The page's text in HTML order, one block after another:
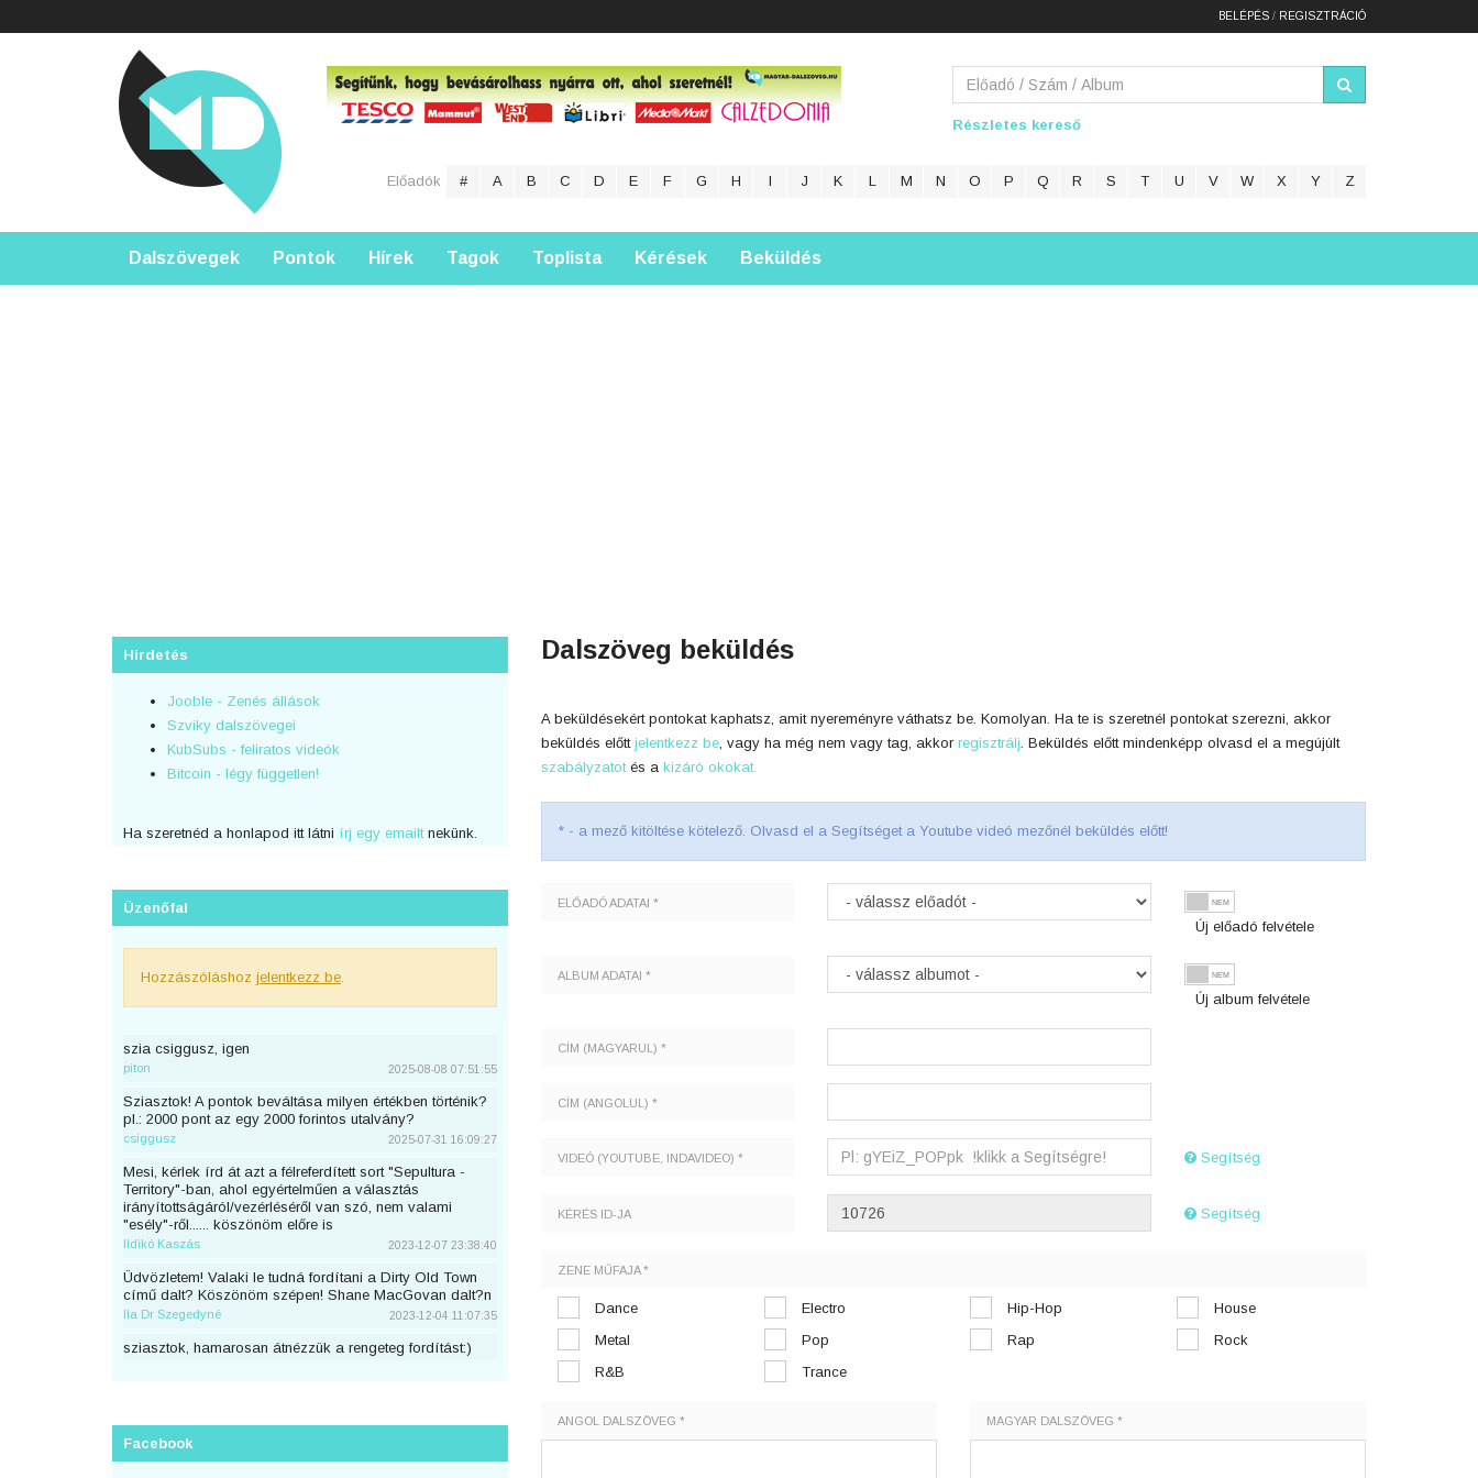
BELÉPÉS / REGISZTRÁCIÓ
Részletes kereső
Előadók # A B C D E F G H I J K L M N O P Q R S T U V W X Y Z
Dalszövegek Pontok Hírek Tagok Toplista Kérések Beküldés
Hirdetés
Jooble - Zenés állások
Szviky dalszövegei
KubSubs - feliratos videók
Bitcoin - légy független!
Ha szeretnéd a honlapod itt látni írj egy emailtnekünk.
Üzenőfal
Hozzászóláshoz jelentkezz be.
szia csiggusz, igen
piton 2025-08-08 07:51:55
Sziasztok! A pontok beváltása milyen értékben történik?
pl.: 2000 pont az egy 2000 forintos utalvány?
csiggusz 2025-07-31 16:09:27
Mesi, kérlek írd át azt a félreferdített sort "Sepultura -
Territory"-ban, ahol egyértelműen a választás
irányítottságáról/vezérléséről van szó, nem valami
"esély"-ről...... köszönöm előre is
Ildikó Kaszás 2023-12-07 23:38:40
Üdvözletem! Valaki le tudná fordítani a Dirty Old Town
című dalt? Köszönöm szépen! Shane MacGovan dalt?n
Ila Dr Szegedyné 2023-12-04 11:07:35
sziasztok, hamarosan átnézzük a rengeteg fordítást:)
előtte. Át lehetne még írni a nevemre? Köszi <3
Facebook
Dalszöveg beküldés
A beküldésekért pontokat kaphatsz, amit nyereményre váthatsz be. Komolyan. Ha te is szeretnél pontokat szerezni, akkor
beküldés előtt jelentkezz be, vagy ha még nem vagy tag, akkor regisztrálj. Beküldés előtt mindenképp olvasd el a megújúlt
szabályzatotés a kizáró okokat.
* - a mező kitöltése kötelező. Olvasd el a Segítséget a Youtube videó mezőnél beküldés előtt!
ELŐADÓ ADATAI *
Új előadó felvétele
ALBUM ADATAI *
Új album felvétele
CÍM (MAGYARUL) *
CÍM (ANGOLUL) *
VIDEÓ (YOUTUBE, INDAVIDEO) * Segítség
KÉRÉS ID-JA Segítség
ZENE MŰFAJA *
Dance Electro Hip-Hop
House
Metal
Pop Rap
Rock
R&B
Trance
ANGOL DALSZÖVEG * MAGYAR DALSZÖVEG *